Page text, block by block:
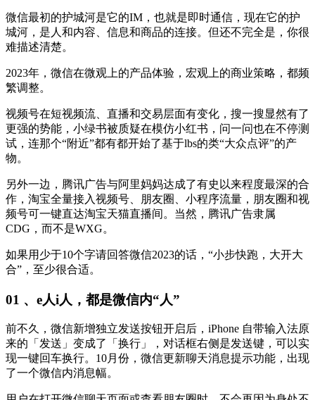
微信最初的护城河是它的IM，也就是即时通信，现在它的护
城河，是人和内容、信息和商品的连接。但还不完全是，你很
难描述清楚。
2023年，微信在微观上的产品体验，宏观上的商业策略，都频
繁调整。
视频号在短视频流、直播和交易层面有变化，搜一搜显然有了
更强的势能，小绿书被质疑在模仿小红书，问一问也在不停测
试，连那个“附近”都有都开始了基于lbs的类“大众点评”的产
物。
另外一边，腾讯广告与阿里妈妈达成了有史以来程度最深的合
作，淘宝全量接入视频号、朋友圈、小程序流量，朋友圈和视
频号可一键直达淘宝天猫直播间。当然，腾讯广告隶属
CDG，而不是WXG。
如果用少于10个字请回答微信2023的话，“小步快跑，大开大
合”，至少很合适。
01 、 e人i人，都是微信内“人”
前不久，微信新增独立发送按钮开启后，iPhone 自带输入法原
来的「发送」变成了「换行」，对话框右侧是发送键，可以实
现一键回车换行。10月份，微信更新聊天消息提示功能，出现
了一个微信内消息幅。